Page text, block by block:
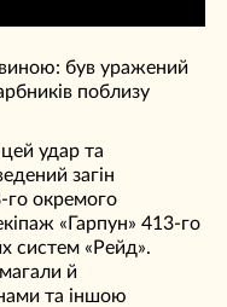
був уражений
поблизу
удар та
загін
го окремого
«Гарпун» 413-го
систем «Рейд».
й
та іншою